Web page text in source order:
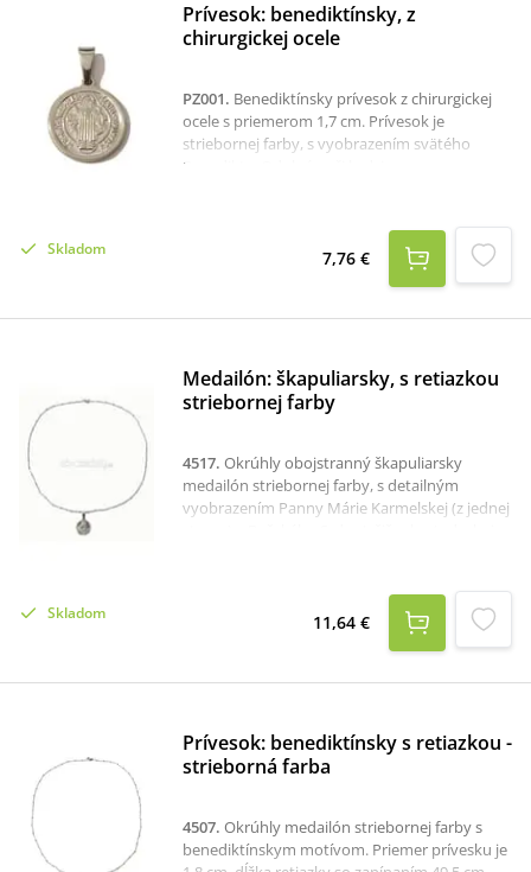
Prívesok: benediktínsky, z
chirurgickej ocele
PZ001. Benediktínsky prívesok z chirurgickej
ocele s priemerom 1,7 cm. Prívesok je
striebornej farby, s vyobrazením svätého
Benedikta. Odolné voči hrdzi.
Skladom 7,76 €
Medailón: škapuliarsky, s retiazkou
striebornej farby
4517. Okrúhly obojstranný škapuliarsky
medailón striebornej farby, s detailným
vyobrazením Panny Márie Karmelskej (z jednej
chirurgickej ocele.K dispozícii je aj samostatný
škapuliarsky medailón.
Skladom 11,64 €
Prívesok: benediktínsky s retiazkou -
strieborná farba
4507. Okrúhly medailón striebornej farby s
benediktínskym motívom. Priemer prívesku je